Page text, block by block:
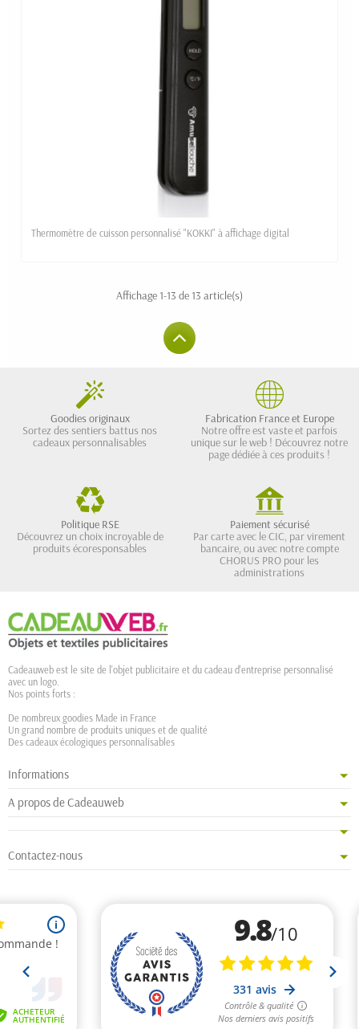
Thermomètre de cuisson personnalisé "KOKKI" à affichage digital
Affichage 1-13 de 13 article(s)
Goodies originaux
Sortez des sentiers battus nos
cadeaux personnalisables
Fabrication France et Europe
Notre offre est vaste et parfois
unique sur le web ! Découvrez notre
page dédiée à ces produits !
Politique RSE
Découvrez un choix incroyable de
produits écoresponsables
Paiement sécurisé
Par carte avec le CIC, par virement
bancaire, ou avec notre compte
CHORUS PRO pour les
administrations
Cadeauweb est le site de l'objet publicitaire et du cadeau d'entreprise personnalisé
avec un logo.
Nos points forts :
De nombreux goodies Made in France
Un grand nombre de produits uniques et de qualité
Des cadeaux écologiques personnalisables
Informations
A propos de Cadeauweb
Contactez-nous